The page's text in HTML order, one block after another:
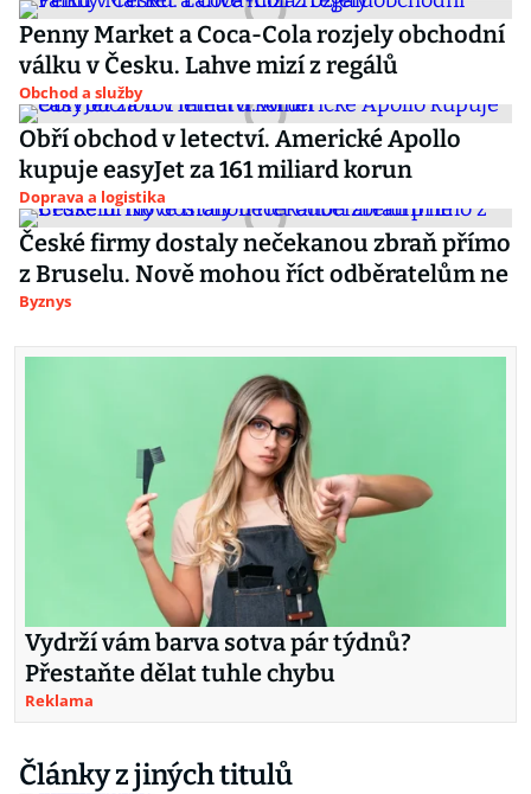
Penny Market a Coca-Cola rozjely obchodní
válku v Česku. Lahve mizí z regálů
Obchod a služby
Obří obchod v letectví. Americké Apollo
kupuje easyJet za 161 miliard korun
Doprava a logistika
České firmy dostaly nečekanou zbraň přímo
z Bruselu. Nově mohou říct odběratelům ne
Byznys
Vydrží vám barva sotva pár týdnů?
Přestaňte dělat tuhle chybu
Reklama
Články z jiných titulů